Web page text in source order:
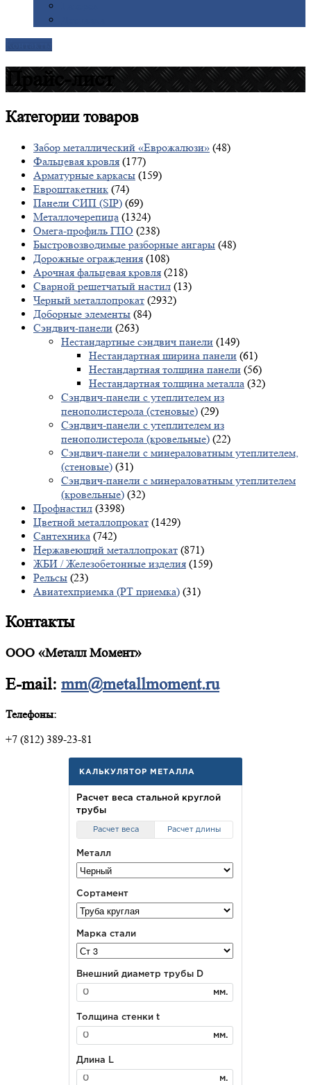
Прайс-лист
Категориитоваров
Забор металлический «Еврожалюзи» (48)
Фальцевая кровля (177)
Арматурные каркасы (159)
Евроштакетник (74)
Панели СИП (SIP) (69)
Металлочерепица (1324)
Омега-профиль ГПО (238)
Быстровозводимые разборные ангары (48)
Дорожные ограждения (108)
Арочная фальцевая кровля (218)
Сварной решетчатый настил (13)
Черный металлопрокат (2932)
Доборные элементы (84)
Сэндвич-панели (263)
Нестандартные сэндвич панели (149)
Нестандартная ширина панели (61)
Нестандартная толщина панели (56)
Нестандартная толщина металла (32)
Сэндвич-панели с утеплителем из
пенополистерола (стеновые) (29)
Сэндвич-панели с утеплителем из
пенополистерола (кровельные) (22)
Сэндвич-панели с минераловатным утеплителем,
(стеновые) (31)
Сэндвич-панели с минераловатным утеплителем
(кровельные) (32)
Профнастил (3398)
Цветной металлопрокат (1429)
Сантехника (742)
Нержавеющий металлопрокат (871)
ЖБИ / Железобетонные изделия (159)
Рельсы (23)
Авиатехприемка (РТ приемка) (31)
Контакты
ООО «Металл Момент»
E-mail: mm@metallmoment.ru
Телефоны:
+7 (812) 389-23-81